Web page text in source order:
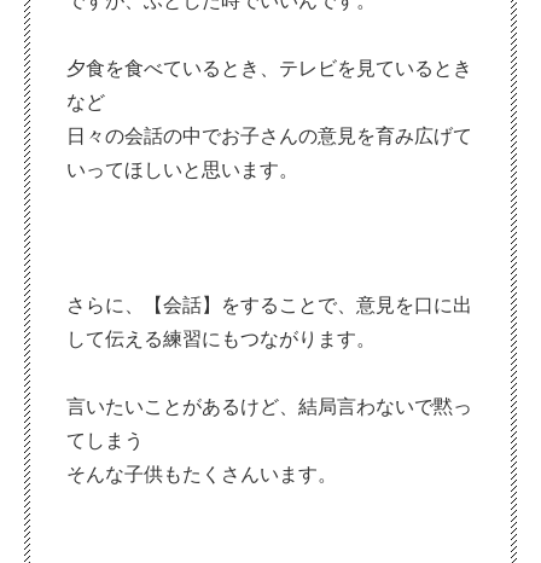
夕食を食べているとき、テレビを見ているとき
など
日々の会話の中でお子さんの意見を育み広げて
いってほしいと思います。
さらに、【会話】をすることで、意見を口に出
して伝える練習にもつながります。
言いたいことがあるけど、結局言わないで黙っ
てしまう
そんな子供もたくさんいます。